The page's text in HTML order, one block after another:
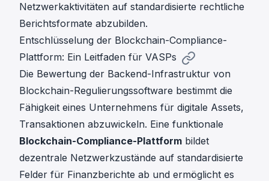
Netzwerkaktivitäten auf standardisierte rechtliche
Berichtsformate abzubilden.
Entschlüsselung der Blockchain-Compliance-
Plattform: Ein Leitfaden für VASPs
Die Bewertung der Backend-Infrastruktur von
Blockchain-Regulierungssoftware bestimmt die
Fähigkeit eines Unternehmens für digitale Assets,
Transaktionen abzuwickeln. Eine funktionale
Blockchain-Compliance-Plattform bildet
dezentrale Netzwerkzustände auf standardisierte
Felder für Finanzberichte ab und ermöglicht es